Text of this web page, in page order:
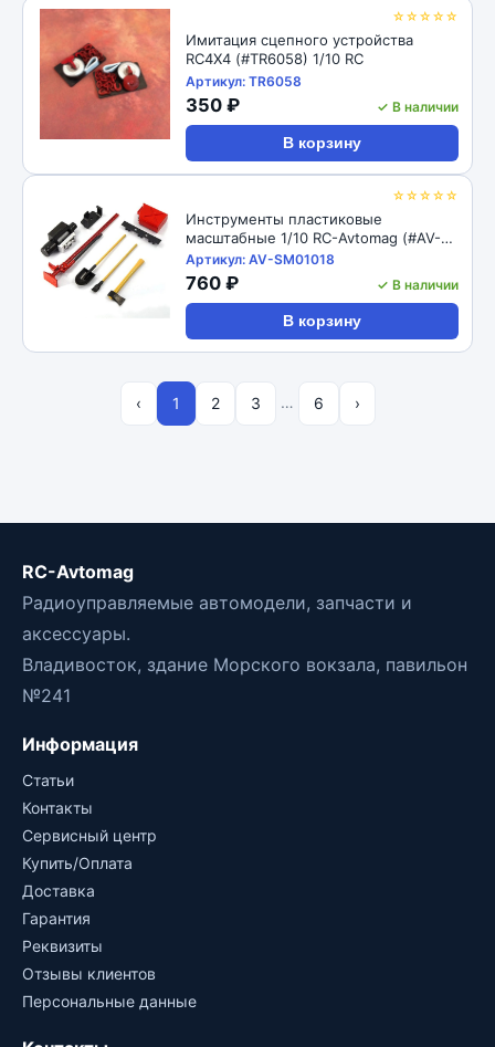
☆☆☆☆☆
Имитация сцепного устройства
RC4X4 (#TR6058) 1/10 RC
Артикул: TR6058
350 ₽ ✓ В наличии
В корзину
☆☆☆☆☆
Инструменты пластиковые
масштабные 1/10 RC-Avtomag (#AV-
SM01018) Plastic Scale Accessory Set
7pcs/set
Артикул: AV-SM01018
760 ₽ ✓ В наличии
В корзину
‹ 1 2 3 … 6 ›
RC-Avtomag
Радиоуправляемые автомодели, запчасти и
аксессуары.
Владивосток, здание Морского вокзала, павильон
№241
Информация
Статьи
Контакты
Сервисный центр
Купить/Оплата
Доставка
Гарантия
Реквизиты
Отзывы клиентов
Персональные данные